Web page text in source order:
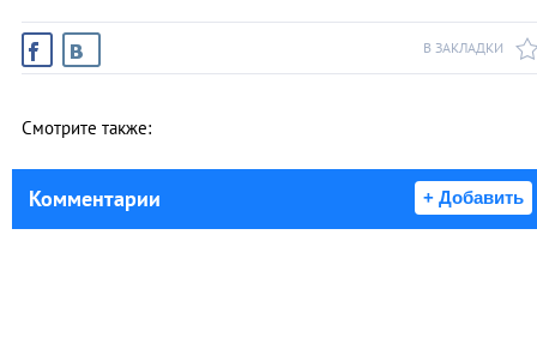
В ЗАКЛАДКИ
Смотрите также:
Комментарии + Добавить